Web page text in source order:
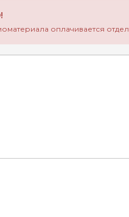
оплачивается